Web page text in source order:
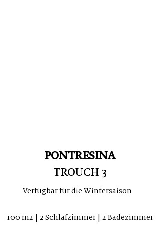
PONTRESINA
TROUCH 3
Verfügbar für die Wintersaison
100 m2 | 2 Schlafzimmer | 2 Badezimmer